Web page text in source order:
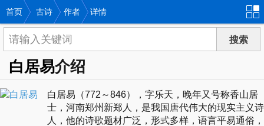
首页 古诗 作者 详情
白居易介绍
白居易（772～846），字乐天，晚年又号称香山居
士，河南郑州新郑人，是我国唐代伟大的现实主义诗
人，他的诗歌题材广泛，形式多样，语言平易通俗，